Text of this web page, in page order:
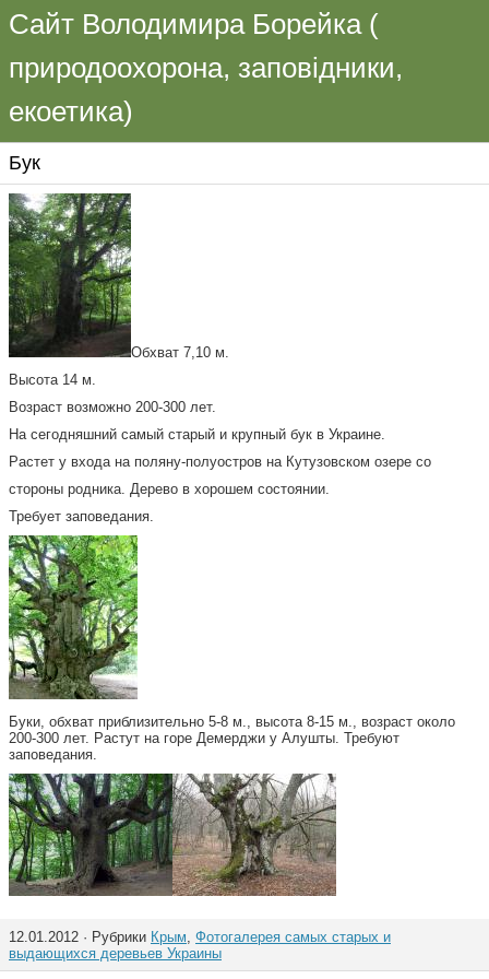
Сайт Володимира Борейка (
природоохорона, заповідники,
екоетика)
Бук
Обхват 7,10 м.
Высота 14 м.
Возраст возможно 200-300 лет.
На сегодняшний самый старый и крупный бук в Украине.
Растет у входа на поляну-полуостров на Кутузовском озере со
стороны родника. Дерево в хорошем состоянии.
Требует заповедания.
Буки, обхват приблизительно 5-8 м., высота 8-15 м., возраст около
200-300 лет. Растут на горе Демерджи у Алушты. Требуют
заповедания.
12.01.2012 · Рубрики Крым, Фотогалерея самых старых и
выдающихся деревьев Украины